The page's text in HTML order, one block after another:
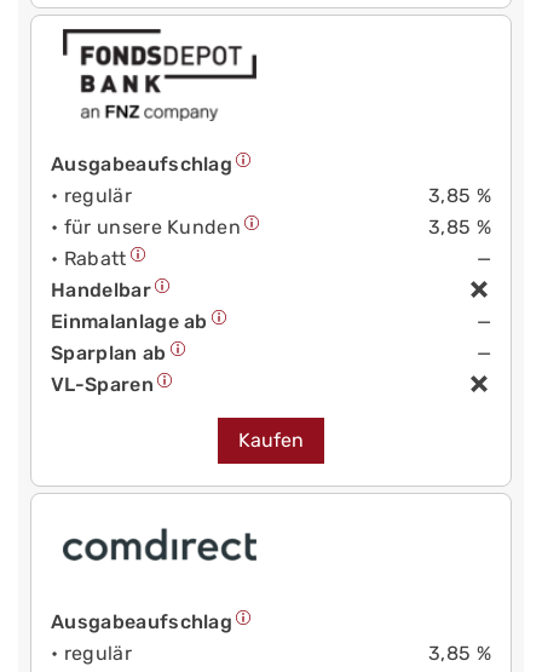
Ausgabeaufschlag
• regulär
3,85 %
• für unsere Kunden
3,85 %
• Rabatt
—
Handelbar
Einmalanlage ab
—
Sparplan ab
—
VL-Sparen
Kaufen
Ausgabeaufschlag
• regulär
3,85 %